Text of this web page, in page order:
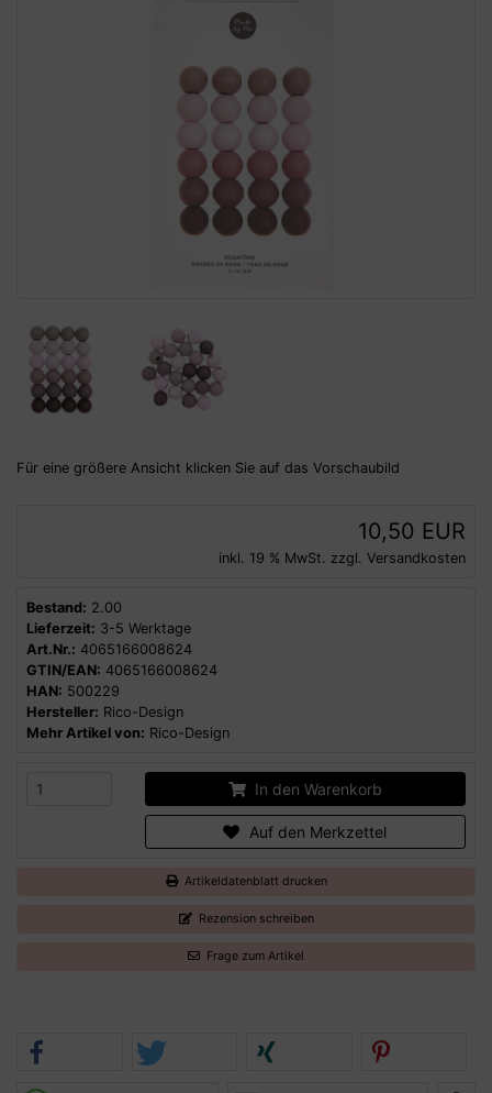
Für eine größere Ansicht klicken Sie auf das Vorschaubild
10,50 EUR
inkl. 19 % MwSt. zzgl. Versandkosten
Bestand: 2.00
Lieferzeit: 3-5 Werktage
Art.Nr.: 4065166008624
GTIN/EAN: 4065166008624
HAN: 500229
Hersteller: Rico-Design
Mehr Artikel von: Rico-Design
In den Warenkorb
Auf den Merkzettel
Artikeldatenblatt drucken
Rezension schreiben
Frage zum Artikel